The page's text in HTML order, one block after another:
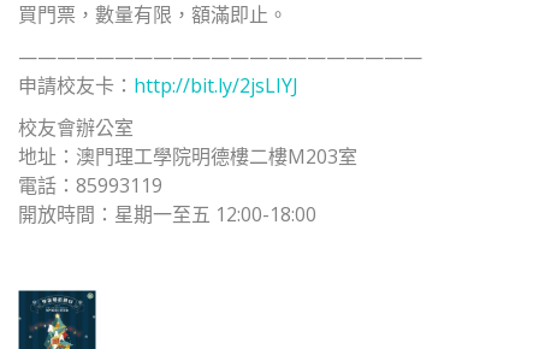
買門票，數量有限，額滿即止。
—————————————————————
申請校友卡： http://bit.ly/2jsLIYJ
校友會辦公室
地址：澳門理工學院明德樓二樓M203室
電話：85993119
開放時間：星期一至五 12:00-18:00